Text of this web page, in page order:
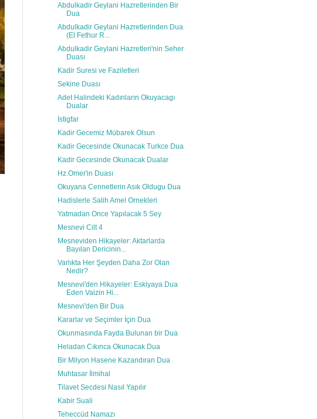
Abdulkadir Geylani Hazretlerinden Bir
Dua
Abdulkadir Geylani Hazretlerinden Dua
(El Fethur R...
Abdulkadir Geylani Hazretleri'nin Seher
Duası
Kadir Suresi ve Faziletleri
Sekine Duası
Adet Halindeki Kadınların Okuyacagı
Dualar
İstigfar
Kadir Gecemiz Mübarek Olsun
Kadir Gecesinde Okunacak Turkce Dua
Kadir Gecesinde Okunacak Dualar
Hz.Omer'in Duası
Okuyana Cennetlerin Asık Oldugu Dua
Hadislerle Salih Amel Ornekleri
Yatmadan Once Yapılacak 5 Sey
Mesnevi Cilt 4
Mesneviden Hikayeler: Aktarlarda
Bayılan Dericinin...
Varlıkta Her Şeyden Daha Zor Olan
Nedir?
Mesnevi'den Hikayeler: Eskiyaya Dua
Eden Vaizin Hi...
Mesnevi'den Bir Dua
Kararlar ve Seçimler İçin Dua
Okunmasında Fayda Bulunan bir Dua
Heladan Cıkınca Okunacak Dua
Bir Milyon Hasene Kazandıran Dua
Muhtasar İlmihal
Tilavet Secdesi Nasıl Yapılır
Kabir Suali
Teheccüd Namazı